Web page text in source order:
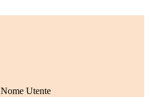
Nome Utente